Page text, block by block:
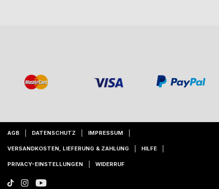
AGB DATENSCHUTZ IMPRESSUM
VERSANDKOSTEN, LIEFERUNG & ZAHLUNG HILFE
PRIVACY-EINSTELLUNGEN WIDERRUF